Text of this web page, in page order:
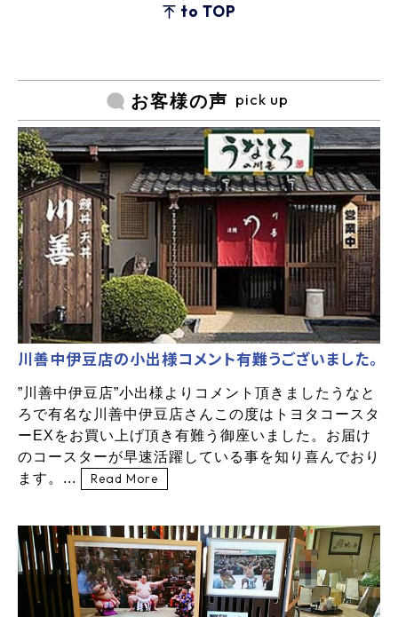
to TOP
お客様の声 pick up
川善中伊豆店の小出様コメント有難うございました。
”川善中伊豆店”小出様よりコメント頂きましたうなと
ろで有名な川善中伊豆店さんこの度はトヨタコースタ
ーEXをお買い上げ頂き有難う御座いました。お届け
のコースターが早速活躍している事を知り喜んでおり
ます。...
Read More